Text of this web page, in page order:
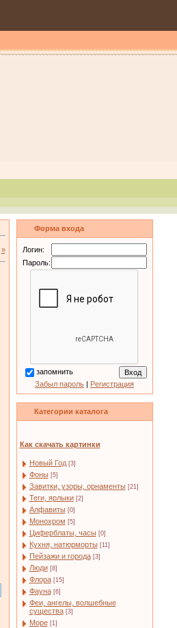
»
Форма входа
Логин:
Пароль:
запомнить
Забыл пароль | Регистрация
Категории каталога
Как скачать картинки
Новый Год [3]
Фоны [5]
Завитки, узоры, орнаменты [21]
Теги, ярлыки [2]
Алфавиты [0]
Монохром [5]
Циферблаты, часы [0]
Кухня, натюрморты [11]
Пейзажи и города [3]
Люди [8]
Флора [15]
Фауна [6]
Феи, ангелы, волшебные
существа [3]
Море [1]